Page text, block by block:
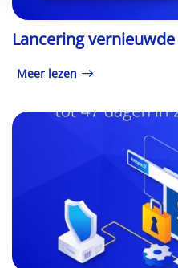
Lancering
Meer lezen